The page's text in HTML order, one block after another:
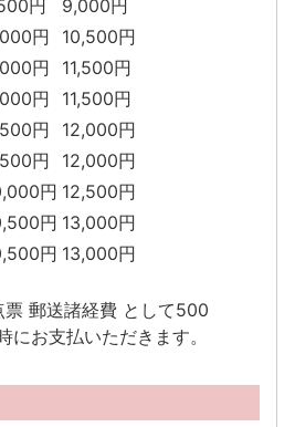
円
9,000円
円
10,500円
円
11,500円
円
11,500円
円
12,000円
円
12,000円
円 12,500円
円 13,000円
円 13,000円
郵送諸経費 として500
にお支払いただきます。